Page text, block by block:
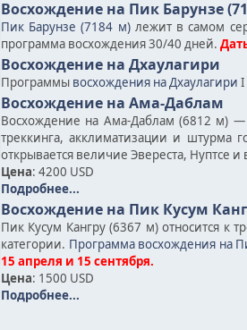
Восхождение на Пик Барунзе
Пик Барунзе (7184 м)лежит в самом
программа восхождения 30/40 дней.
Восхождение на Дхаулагири
Программы восхождения на Дхаулагири I
Восхождение на Ама-Даблам
Восхождение на Ама-Даблам (6812 м)
треккинга, акклиматизации и штурма
открывается величие Эвереста, Нуптсе и
Цена: 4200 USD
Подробнее...
Восхождение на Пик Кусум
Пик Кусум Кангру (6367 м) относится к
категории. Программа восхождения на
15 апреля и 15 сентября.
Цена: 1500 USD
Подробнее...